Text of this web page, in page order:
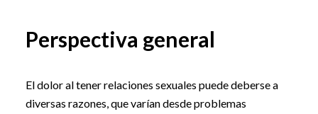
Perspectiva general
El dolor al tener relaciones sexuales puede deberse a
diversas razones, que varían desde problemas